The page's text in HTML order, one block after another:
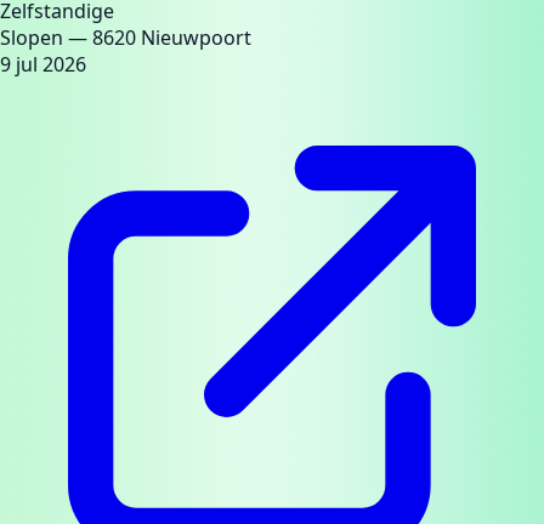
Zelfstandige
Slopen — 8620 Nieuwpoort
9 jul 2026